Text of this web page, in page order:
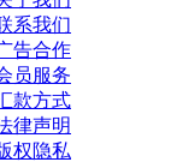
系我们
告合作
员服务
款方式
律声明
权隐私